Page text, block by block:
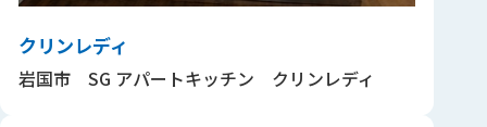
クリンレディ
岩国市 SG アパートキッチン クリンレディ